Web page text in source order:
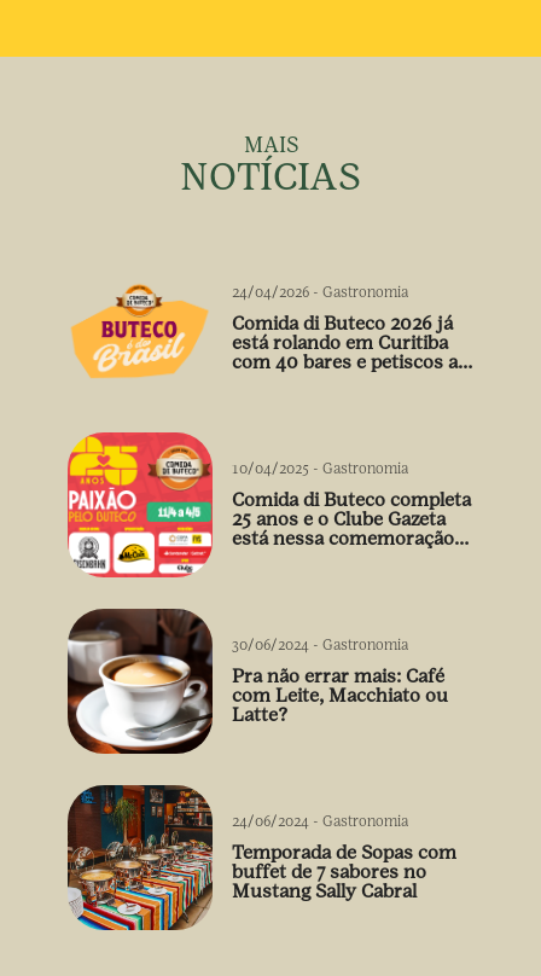
MAIS
NOTÍCIAS
24/04/2026 - Gastronomia
Comida di Buteco 2026 já
está rolando em Curitiba
com 40 bares e petiscos a
10/04/2025 - Gastronomia
Comida di Buteco completa
25 anos e o Clube Gazeta
está nessa comemoração
30/06/2024 - Gastronomia
Pra não errar mais: Café
com Leite, Macchiato ou
Latte?
24/06/2024 - Gastronomia
Temporada de Sopas com
buffet de 7 sabores no
Mustang Sally Cabral